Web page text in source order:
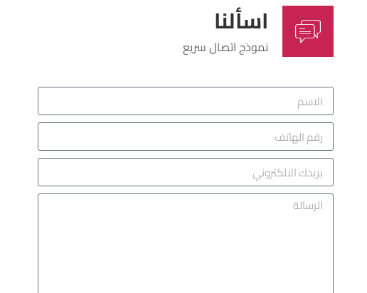
اسألنا
نموذج اتصال سريع